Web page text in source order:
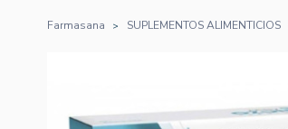
Farmasana SUPLEMENTOS ALIMENTICIOS